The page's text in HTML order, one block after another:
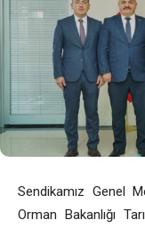
Sendikamız Genel
Orman Bakanlığı